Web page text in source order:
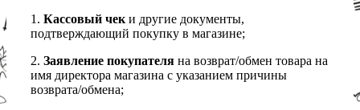
1. Кассовый чек и другие документы,
подтверждающий покупку в магазине;
2. Заявление покупателя на возврат/обмен товара на
имя директора магазина с указанием причины
возврата/обмена;